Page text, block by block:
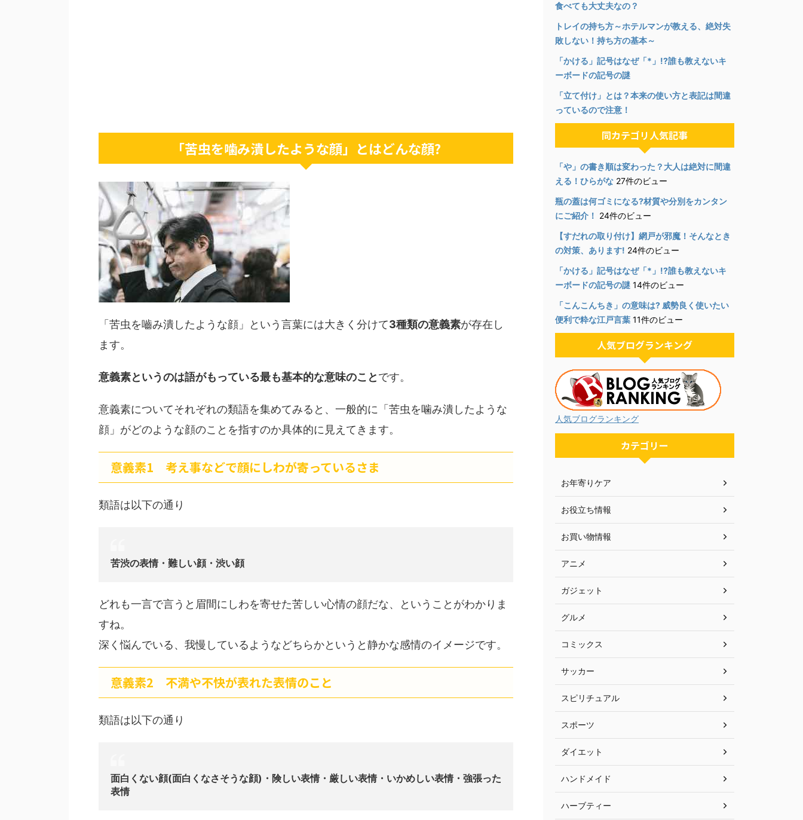
「苦虫を噛み潰したような顔」とはどんな顔?
「苦虫を嚙み潰したような顔」という言葉には大きく分けて3種類の意義素が存在し
ます。
意義素というのは語がもっている最も基本的な意味のことです。
意義素についてそれぞれの類語を集めてみると、一般的に「苦虫を噛み潰したような
顔」がどのような顔のことを指すのか具体的に見えてきます。
意義素1 考え事などで顔にしわが寄っているさま
類語は以下の通り
苦渋の表情・難しい顔・渋い顔
どれも一言で言うと眉間にしわを寄せた苦しい心情の顔だな、ということがわかりま
すね。
深く悩んでいる、我慢しているようなどちらかというと静かな感情のイメージです。
意義素2 不満や不快が表れた表情のこと
類語は以下の通り
面白くない顔(面白くなさそうな顔)・険しい表情・厳しい表情・いかめしい表情・強張った
表情
食べても大丈夫なの？
トレイの持ち方～ホテルマンが教える、絶対失
敗しない！持ち方の基本～
「かける」記号はなぜ「*」!?誰も教えないキ
ーボードの記号の謎
「立て付け」とは？本来の使い方と表記は間違
っているので注意！
同カテゴリ人気記事
「や」の書き順は変わった？大人は絶対に間違
える！ひらがな 27件のビュー
瓶の蓋は何ゴミになる?材質や分別をカンタン
にご紹介！ 24件のビュー
【すだれの取り付け】網戸が邪魔！そんなとき
の対策、あります! 24件のビュー
「かける」記号はなぜ「*」!?誰も教えないキ
ーボードの記号の謎 14件のビュー
「こんこんちき」の意味は? 威勢良く使いたい
便利で粋な江戸言葉 11件のビュー
人気ブログランキング
人気ブログランキング
カテゴリー
お年寄りケア
お役立ち情報
お買い物情報
アニメ
ガジェット
グルメ
コミックス
サッカー
スピリチュアル
スポーツ
ダイエット
ハンドメイド
ハーブティー